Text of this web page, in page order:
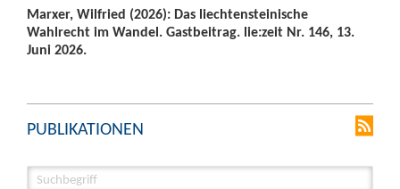
Marxer, Wilfried (2026): Das liechtensteinische
Wahlrecht im Wandel. Gastbeitrag. lie:zeit Nr. 146, 13.
Juni 2026.
PUBLIKATIONEN